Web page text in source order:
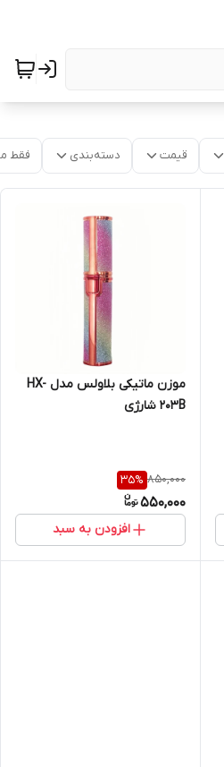
قیمت دسته‌بندی فقط
موزن ماتیکی بلاولس مدل HX-
203B شارژی
850,000
35%
550,000
افزودن به سبد